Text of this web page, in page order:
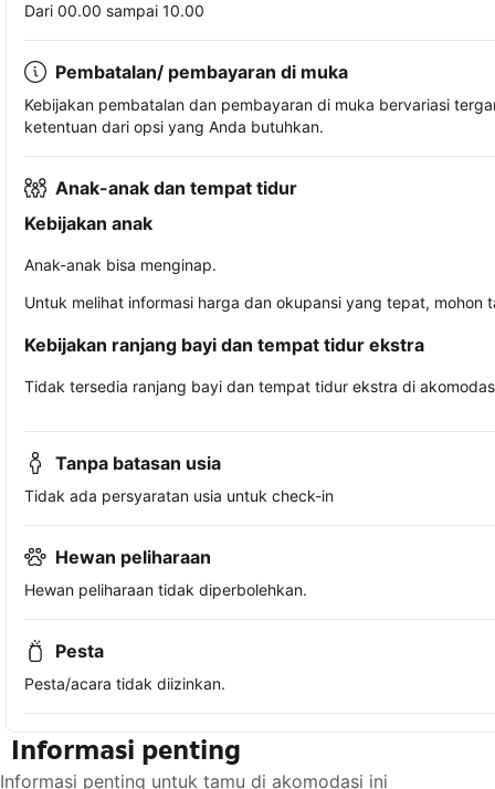
Dari 00.00 sampai 10.00
Pembatalan/ pembayaran di muka
Kebijakan pembatalan dan pembayaran di muka bervariasi
ketentuan dari opsi yang Anda butuhkan.
Anak-anak dan tempat tidur
Kebijakan anak
Anak-anak bisa menginap.
Untuk melihat informasi harga dan okupansi yang tepat,
Kebijakan ranjang bayi dan tempat tidur ekstra
Tidak tersedia ranjang bayi dan tempat tidur ekstra di
Tanpa batasan usia
Tidak ada persyaratan usia untuk check-in
Hewan peliharaan
Hewan peliharaan tidak diperbolehkan.
Pesta
Pesta/acara tidak diizinkan.
Informasi penting
Informasi penting untuk tamu di akomodasi ini